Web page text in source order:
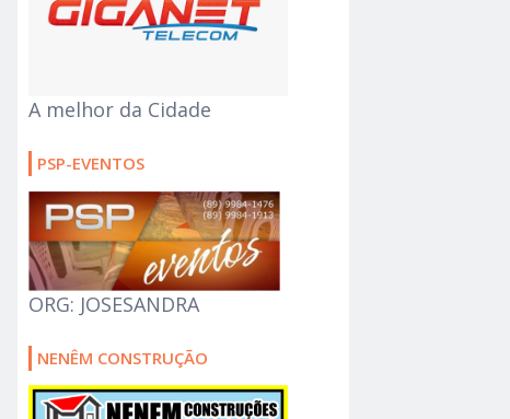
A melhor da Cidade
PSP-EVENTOS
ORG: JOSESANDRA
NENÊM CONSTRUÇÃO